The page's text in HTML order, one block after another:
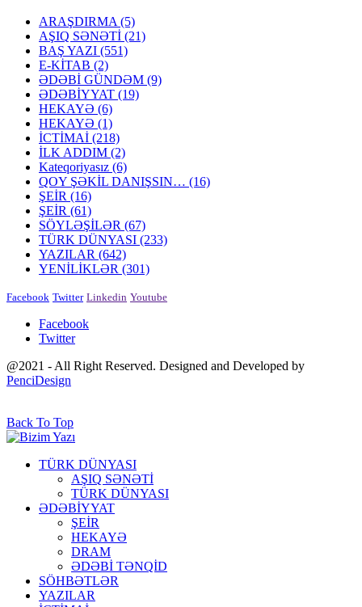
ARAŞDIRMA (5)
AŞIQ SƏNƏTİ (21)
BAŞ YAZI (551)
E-KİTAB (2)
ƏDƏBİ GÜNDƏM (9)
ƏDƏBİYYAT (19)
HEKAYƏ (6)
HEKAYƏ (1)
İCTİMAİ (218)
İLK ADDIM (2)
Kateqoriyasız (6)
QOY ŞƏKİL DANIŞSIN… (16)
ŞEİR (16)
ŞEİR (61)
SÖYLƏŞİLƏR (67)
TÜRK DÜNYASI (233)
YAZILAR (642)
YENİLİKLƏR (301)
Facebook Twitter Linkedin Youtube
Facebook
Twitter
@2021 - All Right Reserved. Designed and Developed by
PenciDesign
Back To Top
TÜRK DÜNYASI
AŞIQ SƏNƏTİ
TÜRK DÜNYASI
ƏDƏBİYYAT
ŞEİR
HEKAYƏ
DRAM
ƏDƏBİ TƏNQİD
SÖHBƏTLƏR
YAZILAR